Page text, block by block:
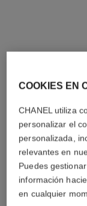
LA
COOKIES EN
CHANEL utiliza
personalizar el
personalizada,
relevantes en
Puedes
información
en cualquier